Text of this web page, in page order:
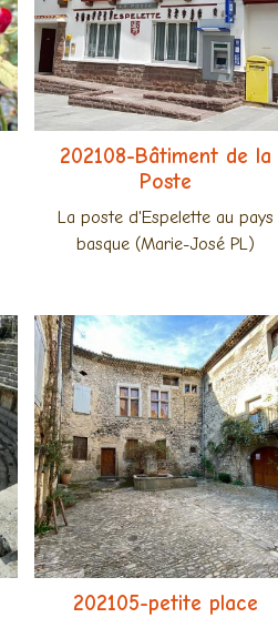
202108-Bâtiment de la
Poste
La poste d'Espelette au pays
basque (Marie-José PL)
202105-petite place